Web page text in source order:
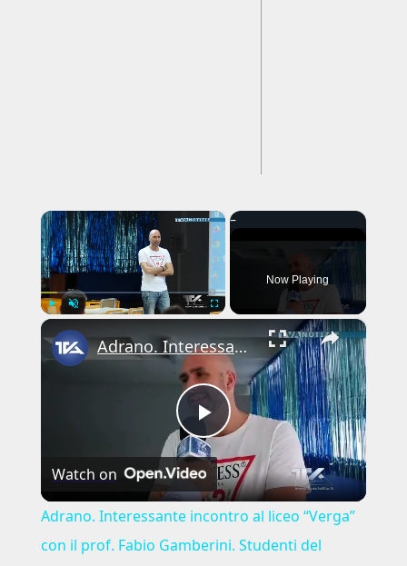
×
Now Playing
×
Play
Video
Adrano. Interessante incontro al liceo “Verga” con il prof. Fabio Gamberini. Studenti del Linguistic
Watch on
Adrano. Interessante incontro al liceo “Verga”
con il prof. Fabio Gamberini. Studenti del